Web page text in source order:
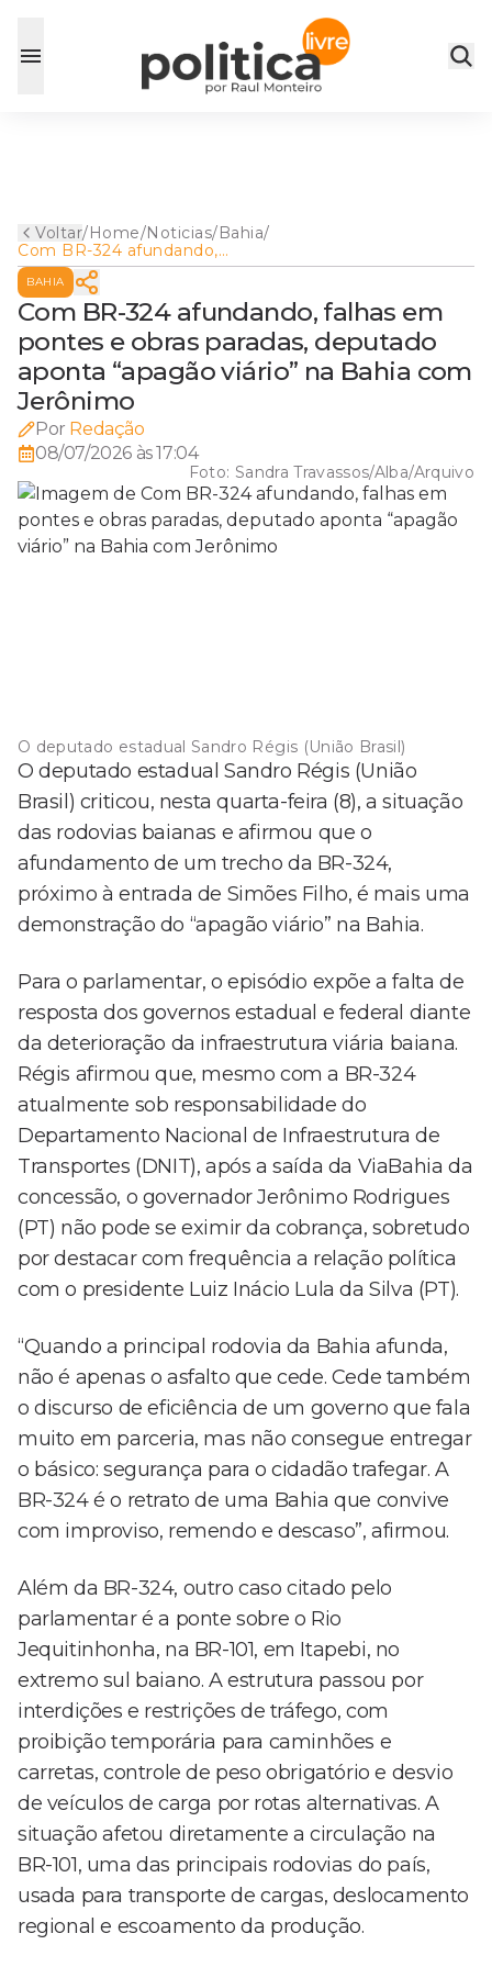
Voltar/Home/Noticias/Bahia/
Com BR-324 afundando,
falhas em pontes e obras
paradas, deputado aponta
“apagão viário” na Bahia com
Jerônimo
BAHIA
Com BR-324 afundando, falhas em
pontes e obras paradas, deputado
aponta “apagão viário” na Bahia com
Jerônimo
Por Redação
08/07/2026 às 17:04
Foto: Sandra Travassos/Alba/Arquivo
O deputado estadual Sandro Régis (União Brasil)
O deputado estadual Sandro Régis (União
Brasil) criticou, nesta quarta-feira (8), a situação
das rodovias baianas e afirmou que o
afundamento de um trecho da BR-324,
próximo à entrada de Simões Filho, é mais uma
demonstração do “apagão viário” na Bahia.
Para o parlamentar, o episódio expõe a falta de
resposta dos governos estadual e federal diante
da deterioração da infraestrutura viária baiana.
Régis afirmou que, mesmo com a BR-324
atualmente sob responsabilidade do
Departamento Nacional de Infraestrutura de
Transportes (DNIT), após a saída da ViaBahia da
concessão, o governador Jerônimo Rodrigues
(PT) não pode se eximir da cobrança, sobretudo
por destacar com frequência a relação política
com o presidente Luiz Inácio Lula da Silva (PT).
“Quando a principal rodovia da Bahia afunda,
não é apenas o asfalto que cede. Cede também
o discurso de eficiência de um governo que fala
muito em parceria, mas não consegue entregar
o básico: segurança para o cidadão trafegar. A
BR-324 é o retrato de uma Bahia que convive
com improviso, remendo e descaso”, afirmou.
Além da BR-324, outro caso citado pelo
parlamentar é a ponte sobre o Rio
Jequitinhonha, na BR-101, em Itapebi, no
extremo sul baiano. A estrutura passou por
interdições e restrições de tráfego, com
proibição temporária para caminhões e
carretas, controle de peso obrigatório e desvio
de veículos de carga por rotas alternativas. A
situação afetou diretamente a circulação na
BR-101, uma das principais rodovias do país,
usada para transporte de cargas, deslocamento
regional e escoamento da produção.